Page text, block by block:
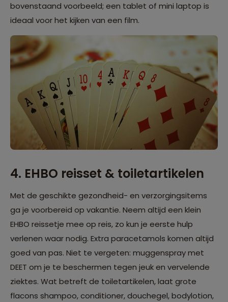
bovenstaand voorbeeld; een tablet of mini laptop is
ideaal voor het kijken van een film.
4. EHBO reisset & toiletartikelen
Met de geschikte gezondheid- en verzorgingsitems
ga je voorbereid op vakantie. Neem altijd een klein
EHBO reissetje mee op reis, zo kun je eerste hulp
verlenen waar nodig. Extra paracetamols komen altijd
goed van pas. Niet te vergeten: muggenspray met
DEET om je te beschermen tegen jeuk en vervelende
ziektes. Wat betreft de toiletartikelen, laat grote
flacons shampoo, conditioner, douchegel, bodylotion,